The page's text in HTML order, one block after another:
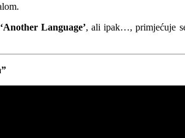
‘Another Language’, ali ipak…, primjećuje